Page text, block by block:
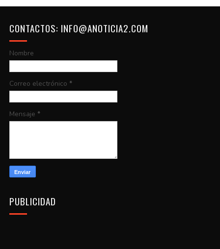
CONTACTOS: INFO@ANOTICIA2.COM
Nombre
Correo electrónico *
Mensaje *
PUBLICIDAD